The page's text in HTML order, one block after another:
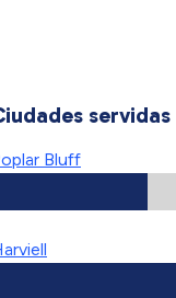
servidas
Bluff